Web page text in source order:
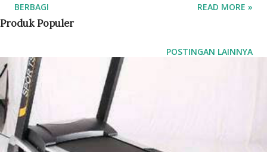
surabaya bandung denpasar kendari kediri, sulawesi
makasar dll dapatkan spesifikasi dan harga treamill murah
berbagai pilihan yang sangat bagus untuk anda. siap kirim
keseluruh wilayah indonesia dengan jaminan garansi
sparepart dan service yang memuaskan untuk anda. dengan
cabang cabang kami yang makin dekat dengan anda. jual
treadmill elektrik murah TM 5538 Jakarta bandung
semarang surabaya yogyakarta, treadmill elektrik TM 5538
BERBAGI READ MORE »
POSTINGAN LAINNYA
Produk Populer